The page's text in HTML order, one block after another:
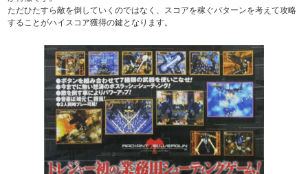
ただひたすら敵を倒していくのではなく、スコアを稼ぐパターンを考えて攻略
することがハイスコア獲得の鍵となります。